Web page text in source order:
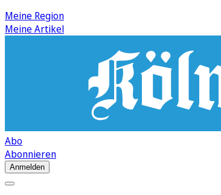
Meine Region
Meine Artikel
Abo
Abonnieren
Anmelden